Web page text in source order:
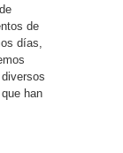
a
cientos
de
maestros
excedentes
de
días,
han